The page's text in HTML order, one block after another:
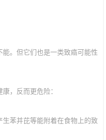
。但它们也是一类致癌可能性
，反而更危险：
苯并芘等能附着在食物上的致